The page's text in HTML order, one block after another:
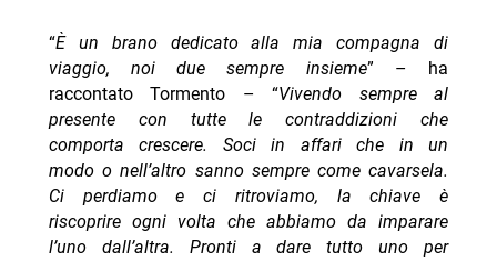
“È un brano dedicato alla mia compagna di
viaggio, noi due sempre insieme” – ha
raccontato Tormento – “Vivendo sempre al
presente con tutte le contraddizioni che
comporta crescere. Soci in affari che in un
modo o nell’altro sanno sempre come cavarsela.
Ci perdiamo e ci ritroviamo, la chiave è
riscoprire ogni volta che abbiamo da imparare
l’uno dall’altra. Pronti a dare tutto uno per